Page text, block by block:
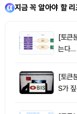
지금 꼭 알아야 할
[토큰
는다…
[토큰
S가